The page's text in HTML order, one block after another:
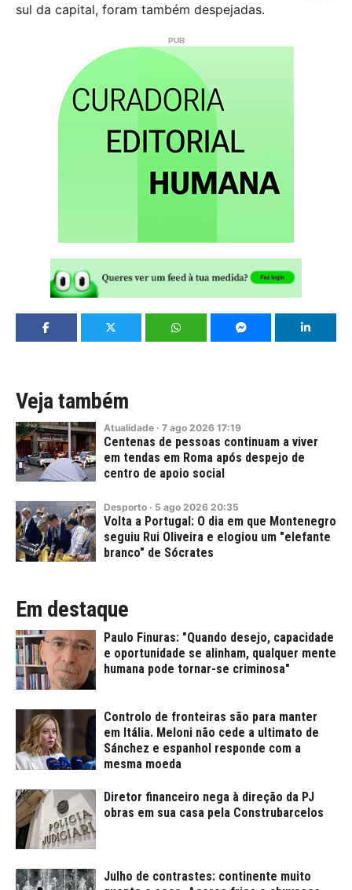
sul da capital, foram também despejadas.
Veja também
Atualidade · 7 ago 2026 17:19
Centenas de pessoas continuam a viver
em tendas em Roma após despejo de
centro de apoio social
Desporto · 5 ago 2026 20:35
Volta a Portugal: O dia em que Montenegro
seguiu Rui Oliveira e elogiou um "elefante
branco" de Sócrates
Em destaque
Paulo Finuras: "Quando desejo, capacidade
e oportunidade se alinham, qualquer mente
humana pode tornar-se criminosa"
Controlo de fronteiras são para manter
em Itália. Meloni não cede a ultimato de
Sánchez e espanhol responde com a
mesma moeda
Diretor financeiro nega à direção da PJ
obras em sua casa pela Construbarcelos
Julho de contrastes: continente muito